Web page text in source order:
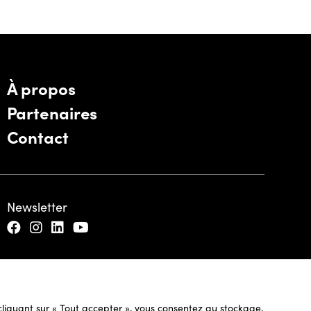
sur « Tout accepter », vous consentez au stockage,
À propos
Partenaires
Contact
Newsletter